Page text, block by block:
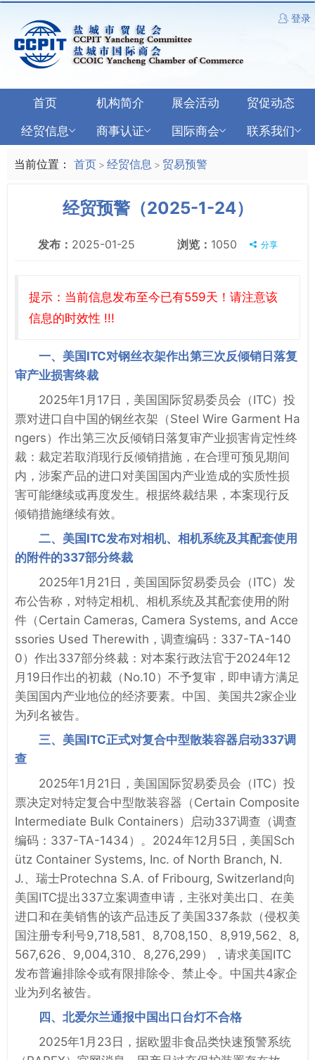
登录
首页 机构简介 展会活动
贸促动态
经贸信息
商事认证 国际商会 联系我们
当前位置： 首页 > 经贸信息 > 贸易预警
经贸预警（2025-1-24）
发布： 2025-01-25 浏览： 1050 分享
提示：当前信息发布至今已有559天！请注意该
信息的时效性 !!!
一、美国ITC对钢丝衣架作出第三次反倾销日落复
审产业损害终裁
2025年1月17日，美国国际贸易委员会（ITC）投
票对进口自中国的钢丝衣架（Steel Wire Garment Ha
ngers）作出第三次反倾销日落复审产业损害肯定性终
裁：裁定若取消现行反倾销措施，在合理可预见期间
内，涉案产品的进口对美国国内产业造成的实质性损
害可能继续或再度发生。根据终裁结果，本案现行反
倾销措施继续有效。
二、美国ITC发布对相机、相机系统及其配套使用
的附件的337部分终裁
2025年1月21日，美国国际贸易委员会（ITC）发
布公告称，对特定相机、相机系统及其配套使用的附
件（Certain Cameras, Camera Systems, and Acce
ssories Used Therewith，调查编码：337-TA-140
0）作出337部分终裁：对本案行政法官于2024年12
月19日作出的初裁（No.10）不予复审，即申请方满足
美国国内产业地位的经济要素。中国、美国共2家企业
为列名被告。
三、美国ITC正式对复合中型散装容器启动337调
查
2025年1月21日，美国国际贸易委员会（ITC）投
票决定对特定复合中型散装容器（Certain Composite
Intermediate Bulk Containers）启动337调查（调查
编码：337-TA-1434）。2024年12月5日，美国Sch
ütz Container Systems, Inc. of North Branch, N.
J.、瑞士Protechna S.A. of Fribourg, Switzerland向
美国ITC提出337立案调查申请，主张对美出口、在美
进口和在美销售的该产品违反了美国337条款（侵权美
国注册专利号9,718,581、8,708,150、8,919,562、8,
567,626、9,004,310、8,276,299），请求美国ITC
发布普遍排除令或有限排除令、禁止令。中国共4家企
业为列名被告。
四、北爱尔兰通报中国出口台灯不合格
2025年1月23日，据欧盟非食品类快速预警系统